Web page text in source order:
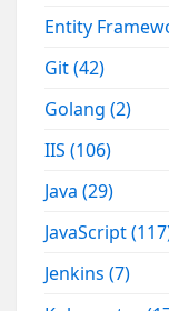
Entity
Git(42)
Golang(2)
IIS(106)
Java(29)
JavaScript
Jenkins(7)